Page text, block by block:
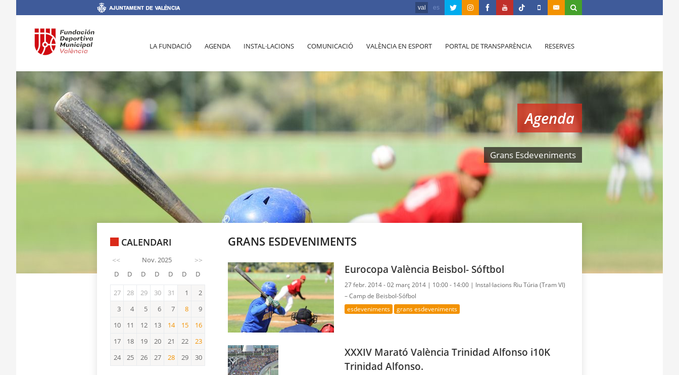
val es
LA FUNDACIÓ AGENDA INSTAL·LACIONS COMUNICACIÓ VALÈNCIA EN ESPORT PORTAL DE TRANSPARÈNCIA RESERVES
Agenda
Grans Esdeveniments
CALENDARI
<< Nov. 2025 >>
D D D D D D D
27 28 29 30 31 1
2
3
4 5 6 7 8
8
9
10
11 12 13 14
14
15
15
16
16
17 18 19 20 21 22 23
23
24 25 26 27 28 29 30
GRANS ESDEVENIMENTS
Eurocopa València Beisbol- Sóftbol
27 febr. 2014 - 02 març 2014 | 10:00 - 14:00 | Instal·lacions Riu Túria (Tram VI)
– Camp de Beisbol-Sófbol
esdeveniments grans esdeveniments
XXXIV Marató València Trinidad Alfonso i10K
Trinidad Alfonso.